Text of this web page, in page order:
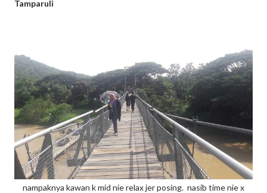
Tamparuli
nampaknya kawan k mid nie relax jer posing. nasib time nie x